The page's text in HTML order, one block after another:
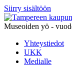
Siirry sisältöön
Museoiden yö -
Yhteystiedot
UKK
Medialle